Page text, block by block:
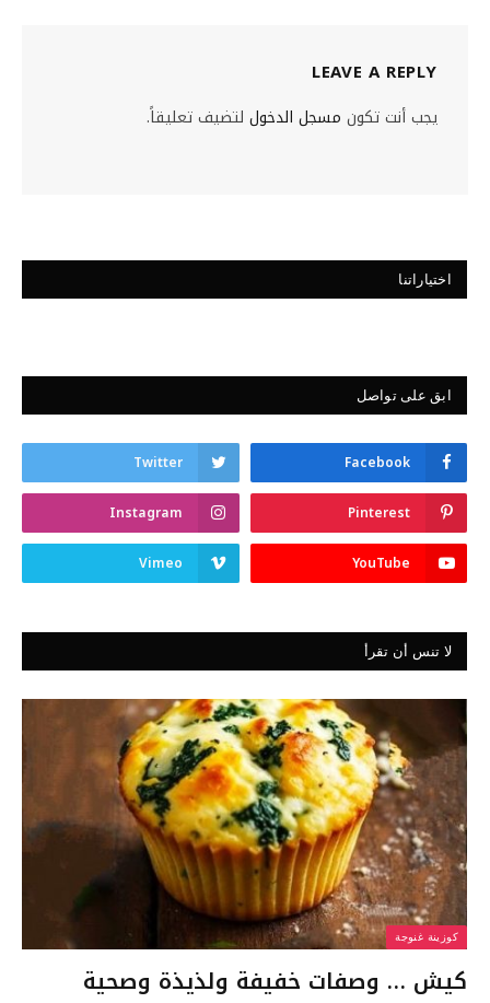
LEAVE A REPLY
يجب أنت تكون مسجل الدخول لتضيف تعليقاً.
اختياراتنا
ابق على تواصل
Facebook
Twitter
Pinterest
Instagram
YouTube
Vimeo
لا تنس أن تقرأ
كوزينة غنوجة
كيش … وصفات خفيفة ولذيذة وصحية